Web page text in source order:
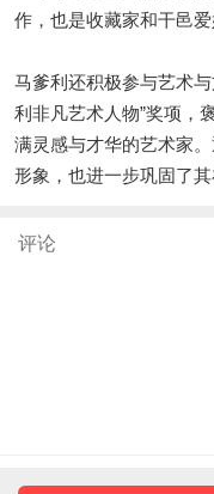
作，也是收藏家和干邑爱
马爹利还积极参与艺术
利非凡艺术人物”奖项，
满灵感与才华的艺术家
形象，也进一步巩固了其